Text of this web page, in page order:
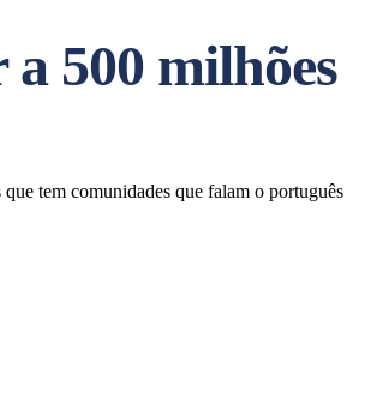
500 milhões
tem comunidades que falam o português